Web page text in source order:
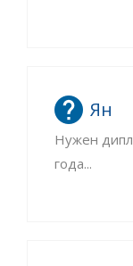
Ян
Нужен
года...